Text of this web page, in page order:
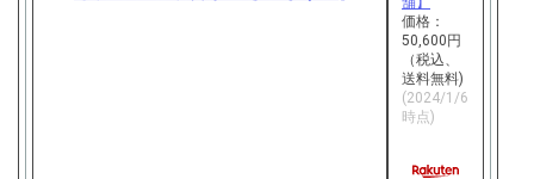
価格：
50,600円
（税込、
送料無料)
(2024/1/6
時点)